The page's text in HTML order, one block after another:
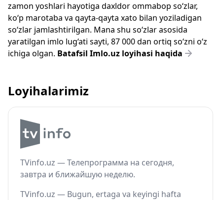
zamon yoshlari hayotiga daxldor ommabop so‘zlar,
ko‘p marotaba va qayta-qayta xato bilan yoziladigan
so‘zlar jamlashtirilgan. Mana shu so‘zlar asosida
yaratilgan imlo lug‘ati sayti, 87 000 dan ortiq so‘zni o‘z
ichiga olgan. Batafsil Imlo.uz loyihasi haqida
Loyihalarimiz
TVinfo.uz — Телепрограмма на сегодня,
завтра и ближайшую неделю.
TVinfo.uz — Bugun, ertaga va keyingi hafta